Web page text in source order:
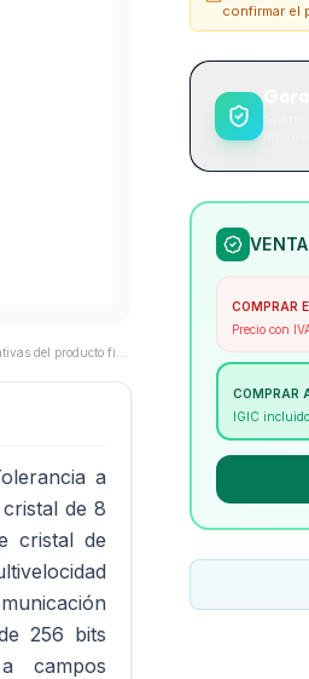
a
de 8
cristal de
256 bits
campos
confirmar el
COMPRAR
Precio con
COMPRAR
IGIC